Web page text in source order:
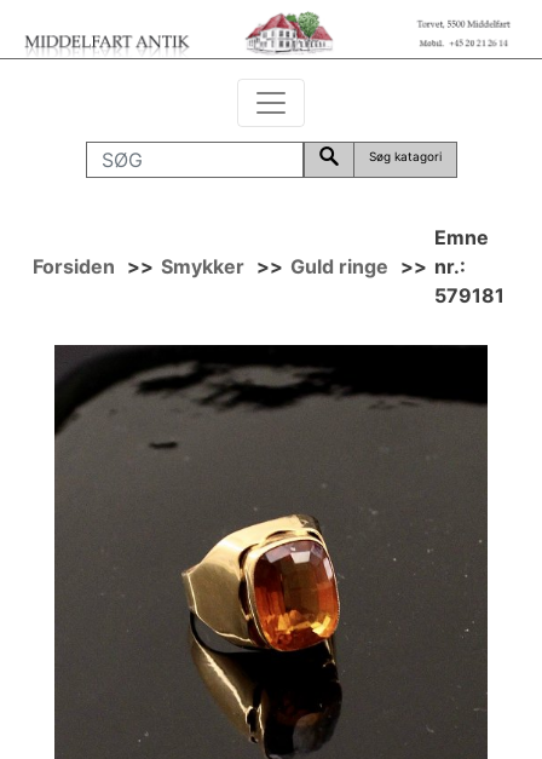
Søg katagori
Forsiden >> Smykker >> Guld ringe >>
Emne
nr.:
579181